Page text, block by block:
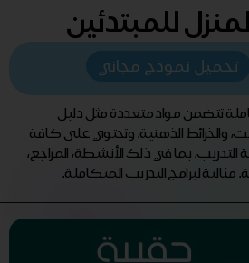
للمبتدئين
تحميل نموذج مجاني
تتضمن مواد متعددة مثل دليل
والخرائط الذهنية، وتحتوي على كافة
التدريب، بما في ذلك الأنشطة، المراجع،
مثالية لبرامج التدريب المتكاملة.